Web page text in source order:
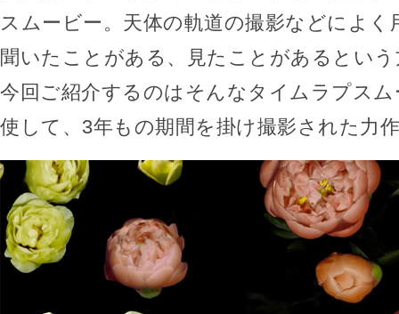
スムービー。天体の軌道の撮影などによく
聞いたことがある、見たことがあるとい
今回ご紹介するのはそんなタイムラプス
使して、3年もの期間を掛け撮影された力